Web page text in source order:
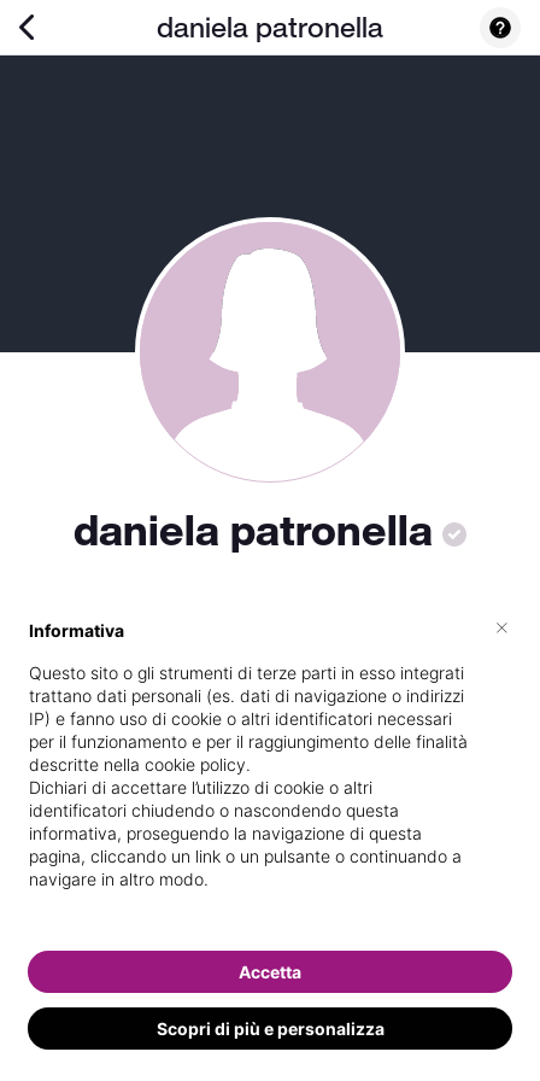
daniela patronella
daniela patronella
Specializzata inMassaggi del
benessere
Vedi le informazioni di daniela
Informativa
Questo sito o gli strumenti di terze parti in esso integrati
trattano dati personali (es. dati di navigazione o indirizzi
IP) e fanno uso di cookie o altri identificatori necessari
per il funzionamento e per il raggiungimento delle finalità
descritte nella cookie policy.
Dichiari di accettare l’utilizzo di cookie o altri
identificatori chiudendo o nascondendo questa
informativa, proseguendo la navigazione di questa
pagina, cliccando un link o un pulsante o continuando a
navigare in altro modo.
Scopri di più e personalizza
Accetta
×